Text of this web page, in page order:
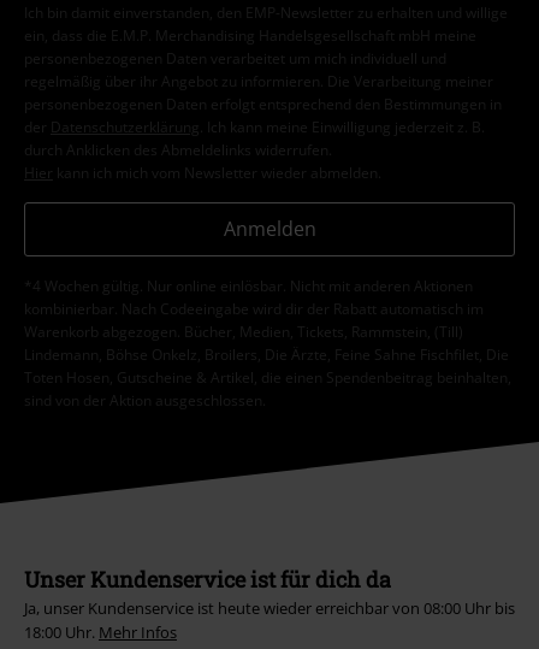
Ich bin damit einverstanden, den EMP-Newsletter zu erhalten und willige
ein, dass die E.M.P. Merchandising Handelsgesellschaft mbH meine
personenbezogenen Daten verarbeitet um mich individuell und
regelmäßig über ihr Angebot zu informieren. Die Verarbeitung meiner
personenbezogenen Daten erfolgt entsprechend den Bestimmungen in
der
Datenschutzerklärung
. Ich kann meine Einwilligung jederzeit z. B.
durch Anklicken des Abmeldelinks widerrufen.
Hier kann ich mich vom Newsletter wieder abmelden.
Anmelden
*4 Wochen gültig. Nur online einlösbar. Nicht mit anderen Aktionen
kombinierbar. Nach Codeeingabe wird dir der Rabatt automatisch im
Warenkorb abgezogen. Bücher, Medien, Tickets, Rammstein, (Till)
Lindemann, Böhse Onkelz, Broilers, Die Ärzte, Feine Sahne Fischfilet, Die
Toten Hosen, Gutscheine & Artikel, die einen Spendenbeitrag beinhalten,
sind von der Aktion ausgeschlossen.
Unser Kundenservice ist für dich da
Ja, unser Kundenservice ist heute wieder erreichbar von 08:00 Uhr bis
18:00 Uhr. Mehr Infos